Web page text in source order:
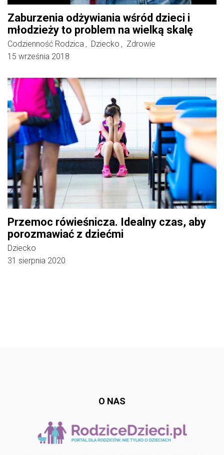
Zaburzenia odżywiania wśród dzieci i
młodzieży to problem na wielką skalę
Codzienność Rodzica , Dziecko ,
Zdrowie
15 września 2018
Przemoc rówieśnicza. Idealny czas, aby
porozmawiać z dziećmi
Dziecko
31 sierpnia 2020
O NAS